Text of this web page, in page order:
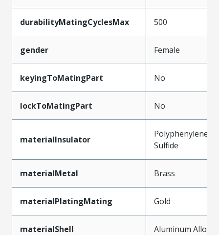
durabilityMatingCyclesMax 500
gender Female
keyingToMatingPart No
lockToMatingPart No
materialInsulator
Polyphenylene
Sulfide
materialMetal Brass
materialPlatingMating Gold
materialShell Aluminum Alloy